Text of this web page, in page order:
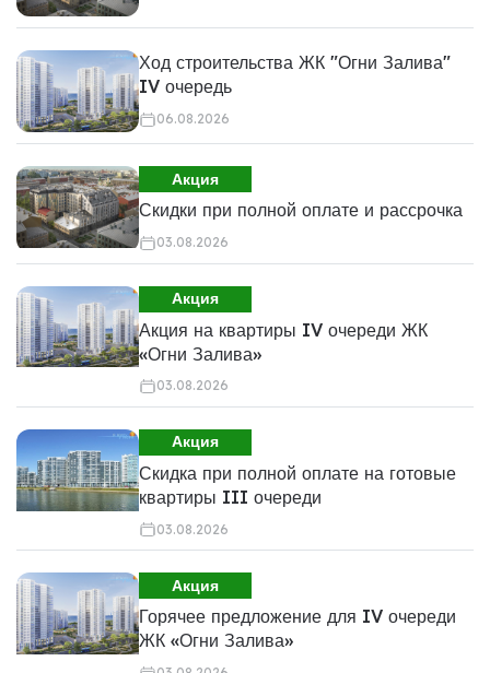
Ход строительства ЖК "Огни Залива"
IV очередь
06.08.2026
Акция
Скидки при полной оплате и рассрочка
03.08.2026
Акция
Акция на квартиры IV очереди ЖК
«Огни Залива»
03.08.2026
Акция
Скидка при полной оплате на готовые
квартиры III очереди
03.08.2026
Акция
Горячее предложение для IV очереди
ЖК «Огни Залива»